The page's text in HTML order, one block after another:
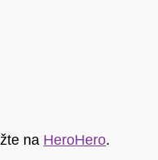
na ⁠HeroHero⁠.